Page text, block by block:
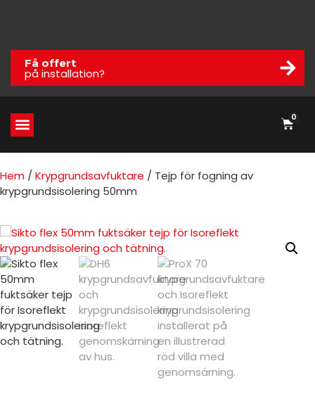
Få offert
på installation?
0
Hem / Krypgrundsavfuktare / Tejp för fogning av
krypgrundsisolering 50mm